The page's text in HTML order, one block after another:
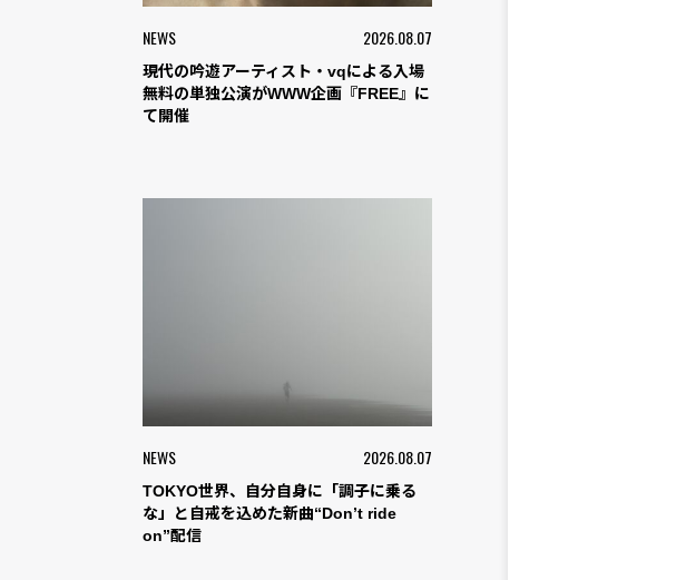
NEWS 2026.08.07
現代の吟遊アーティスト・vqによる入場
無料の単独公演がWWW企画『FREE』に
て開催
NEWS 2026.08.07
TOKYO世界、自分自身に「調子に乗る
な」と自戒を込めた新曲“Don’t ride
on”配信